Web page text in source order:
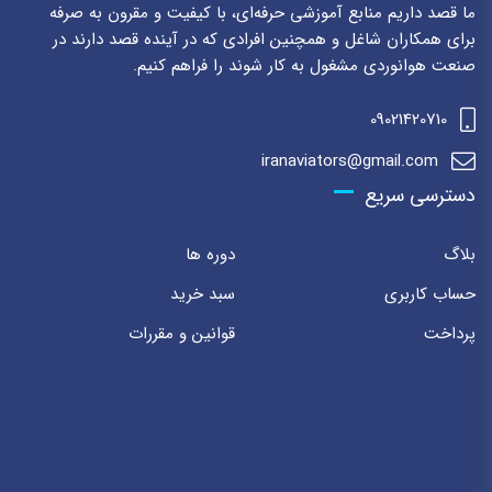
ما قصد داریم منابع آموزشی حرفه‌ای، با کیفیت و مقرون به صرفه
برای همکاران شاغل و همچنین افرادی که در آینده قصد دارند در
صنعت هوانوردی مشغول به کار شوند را فراهم کنیم.
09021420710
iranaviators@gmail.com
دسترسی سریع
بلاگ
دوره ها
حساب کاربری
سبد خرید
پرداخت
قوانین و مقررات